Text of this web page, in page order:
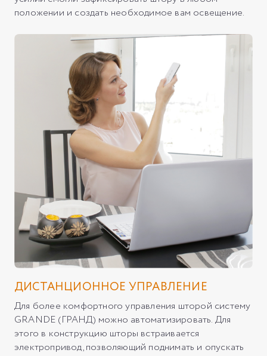
положении и создать необходимое вам освещение.
ДИСТАНЦИОННОЕ УПРАВЛЕНИЕ
Для более комфортного управления шторой систему
GRANDE (ГРАНД) можно автоматизировать. Для
этого в конструкцию шторы встраивается
электропривод, позволяющий поднимать и опускать